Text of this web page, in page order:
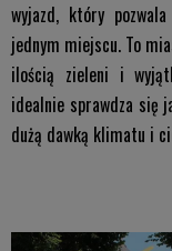
wyjazd, który
jednym miejscu. To
ilością zieleni i
idealnie sprawdza się
dużą dawką klimatu i